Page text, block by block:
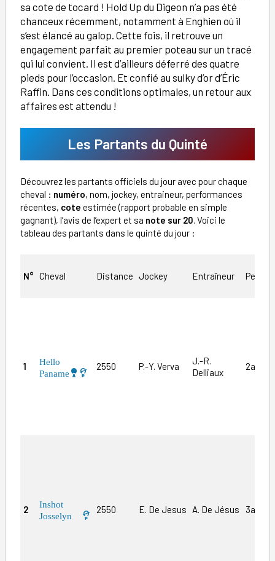
sa cote de tocard ! Hold Up du Digeon n’a pas été
chanceux récemment, notamment à Enghien où il
s’est élancé au galop. Cette fois, il retrouve un
engagement parfait au premier poteau sur un tracé
qui lui convient. Il est d’ailleurs déferré des quatre
pieds pour l’occasion. Et confié au sulky d’or d’Éric
Raffin. Dans ces conditions optimales, un retour aux
affaires est attendu !
Les Partants du Quinté
Découvrez les partants officiels du jour avec pour chaque
cheval : numéro, nom, jockey, entraineur, performances
récentes, cote estimée (rapport probable en simple
gagnant), l’avis de l’expert et sa note sur 20. Voici le
tableau des partants dans le quinté du jour :
N° Cheval Distance Jockey Entraîneur
1
Hello
Paname
2550 P.-Y. Verva
J.-R.
Delliaux
2
Inshot
Josselyn 
2550 E. De Jesus A. De Jésus